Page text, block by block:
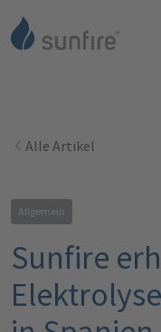
Alle Artikel
Allgemein
Sunfire